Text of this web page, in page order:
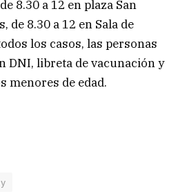
8.30 a 12 en plaza San
de 8.30 a 12 en Sala de
los casos, las personas
DNI, libreta de vacunación y
menores de edad.